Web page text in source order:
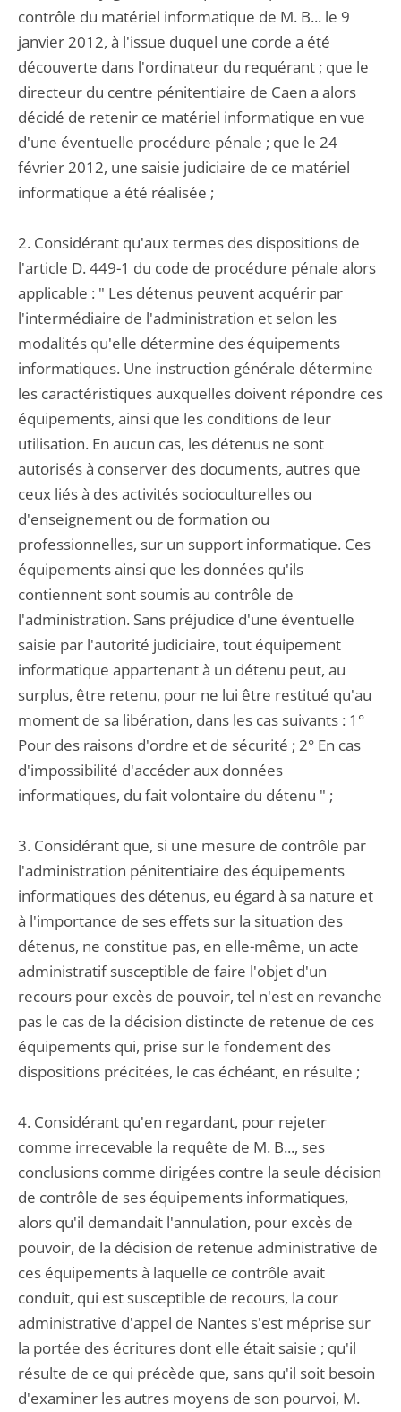
contrôle du matériel informatique de M. B... le 9
janvier 2012, à l'issue duquel une corde a été
découverte dans l'ordinateur du requérant ; que le
directeur du centre pénitentiaire de Caen a alors
décidé de retenir ce matériel informatique en vue
d'une éventuelle procédure pénale ; que le 24
février 2012, une saisie judiciaire de ce matériel
informatique a été réalisée ;
2. Considérant qu'aux termes des dispositions de
l'article D. 449-1 du code de procédure pénale alors
applicable : " Les détenus peuvent acquérir par
l'intermédiaire de l'administration et selon les
modalités qu'elle détermine des équipements
informatiques. Une instruction générale détermine
les caractéristiques auxquelles doivent répondre ces
équipements, ainsi que les conditions de leur
utilisation. En aucun cas, les détenus ne sont
autorisés à conserver des documents, autres que
ceux liés à des activités socioculturelles ou
d'enseignement ou de formation ou
professionnelles, sur un support informatique. Ces
équipements ainsi que les données qu'ils
contiennent sont soumis au contrôle de
l'administration. Sans préjudice d'une éventuelle
saisie par l'autorité judiciaire, tout équipement
informatique appartenant à un détenu peut, au
surplus, être retenu, pour ne lui être restitué qu'au
moment de sa libération, dans les cas suivants : 1°
Pour des raisons d'ordre et de sécurité ; 2° En cas
d'impossibilité d'accéder aux données
informatiques, du fait volontaire du détenu " ;
3. Considérant que, si une mesure de contrôle par
l'administration pénitentiaire des équipements
informatiques des détenus, eu égard à sa nature et
à l'importance de ses effets sur la situation des
détenus, ne constitue pas, en elle-même, un acte
administratif susceptible de faire l'objet d'un
recours pour excès de pouvoir, tel n'est en revanche
pas le cas de la décision distincte de retenue de ces
équipements qui, prise sur le fondement des
dispositions précitées, le cas échéant, en résulte ;
4. Considérant qu'en regardant, pour rejeter
comme irrecevable la requête de M. B..., ses
conclusions comme dirigées contre la seule décision
de contrôle de ses équipements informatiques,
alors qu'il demandait l'annulation, pour excès de
pouvoir, de la décision de retenue administrative de
ces équipements à laquelle ce contrôle avait
conduit, qui est susceptible de recours, la cour
administrative d'appel de Nantes s'est méprise sur
la portée des écritures dont elle était saisie ; qu'il
résulte de ce qui précède que, sans qu'il soit besoin
d'examiner les autres moyens de son pourvoi, M.